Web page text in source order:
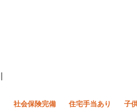
社会保険完備 住宅手当あり 子